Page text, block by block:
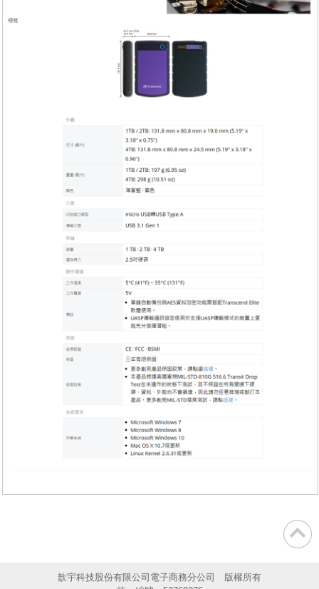
歆宇科技股份有限公司電子商務分公司 版權所有